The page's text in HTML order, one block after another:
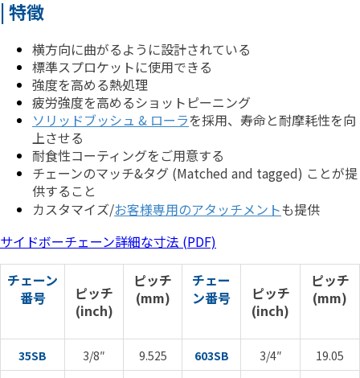
| 特徵
横方向に曲がるように設計されている
標準スプロケットに使用できる
強度を高める熱処理
疲労強度を高めるショットピーニング
ソリッドブッシュ & ローラを採用、寿命と耐摩耗性を向
上させる
耐食性コーティングをご用意する
チェーンのマッチ&タグ (Matched and tagged) ことが提
供すること
カスタマイズ/お客様専用のアタッチメントも提供
サイドボーチェーン詳細な寸法 (PDF)
チェーン
番号
ピッチ
(inch)
ピッチ
(mm)
チェー
ン番号
ピッチ
(inch)
ピッチ
(mm)
35SB 3/8″ 9.525 603SB 3/4″
19.05